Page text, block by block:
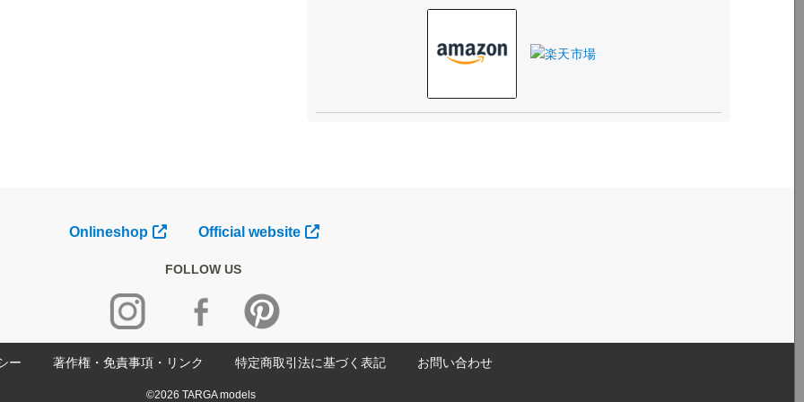
Onlineshop Official website
FOLLOW US
ー 著作権・免責事項・リンク 特定商取引法に基づく表記 お問い合わせ
©2026 TARGA models